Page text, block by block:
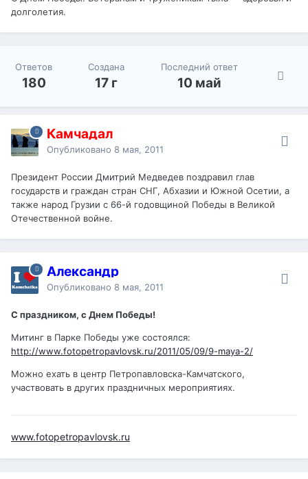
долголетия.
Ответов
180
Создана
17 г
Последний ответ
10 май
Камчадал
Опубликовано 8 мая, 2011
Президент России Дмитрий Медведев поздравил глав
государств и граждан стран СНГ, Абхазии и Южной Осетии, а
также народ Грузии с 66-й годовщиной Победы в Великой
Отечественной войне.
Александр
Опубликовано 8 мая, 2011
С праздником, с Днем Победы!
Митинг в Парке Победы уже состоялся:
http://www.fotopetropavlovsk.ru/2011/05/09/9-maya-2/
Можно ехать в центр Петропавловска-Камчатского,
участвовать в других праздничных мероприятиях.
www.fotopetropavlovsk.ru